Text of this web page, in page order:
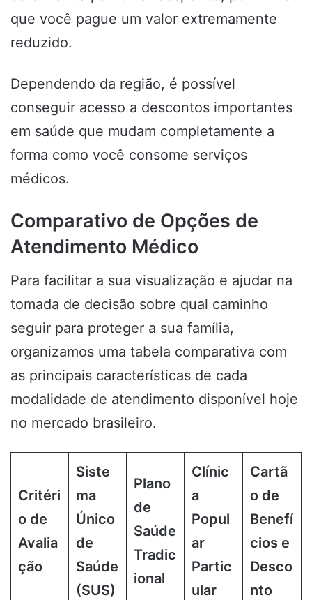
que você pague um valor extremamente
reduzido.
Dependendo da região, é possível
conseguir acesso a descontos importantes
em saúde que mudam completamente a
forma como você consome serviços
médicos.
Comparativo de Opções de
Atendimento Médico
Para facilitar a sua visualização e ajudar na
tomada de decisão sobre qual caminho
seguir para proteger a sua família,
organizamos uma tabela comparativa com
as principais características de cada
modalidade de atendimento disponível hoje
no mercado brasileiro.
Critéri
o de
Avalia
ção
Siste
ma
Único
de
Saúde
(SUS)
Plano
de
Saúde
Tradic
ional
Clínic
a
Popul
ar
Partic
ular
Cartã
o de
Benefí
cios e
Desco
nto